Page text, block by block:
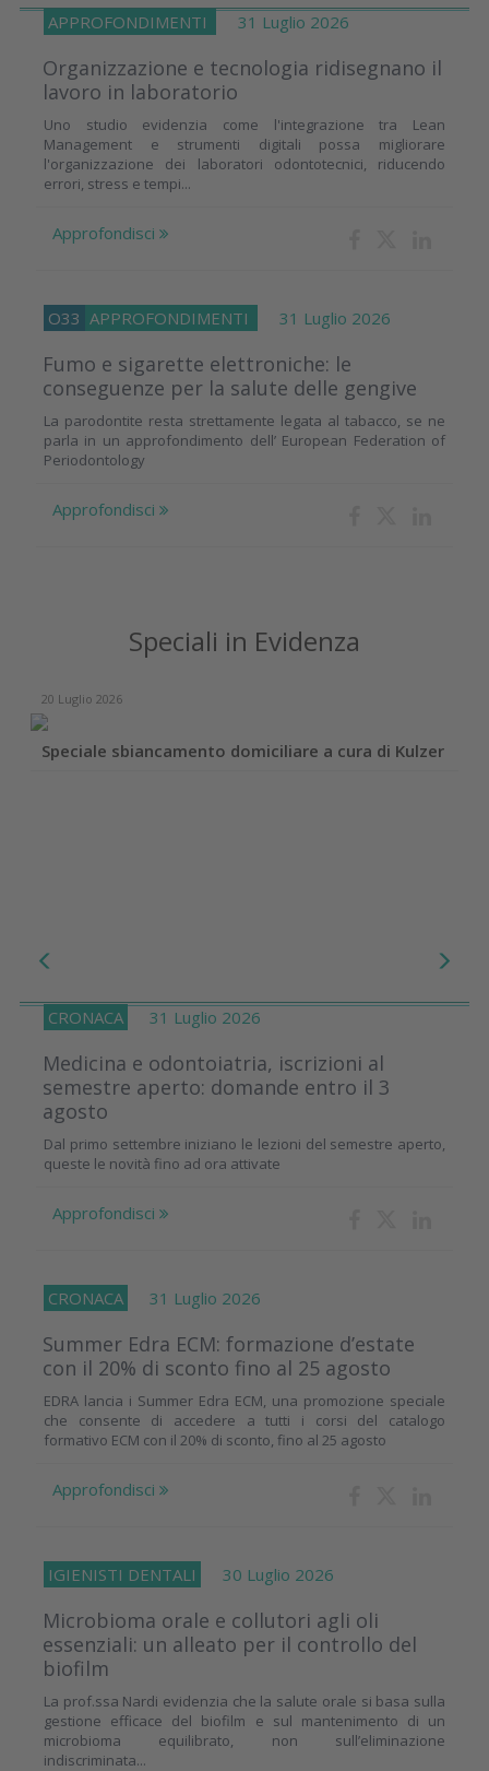
APPROFONDIMENTI 31 Luglio 2026
Organizzazione e tecnologia ridisegnano il
lavoro in laboratorio
Uno studio evidenzia come l'integrazione tra Lean
Management e strumenti digitali possa migliorare
l'organizzazione dei laboratori odontotecnici, riducendo
errori, stress e tempi...
Approfondisci
O33 APPROFONDIMENTI 31 Luglio 2026
Fumo e sigarette elettroniche: le
conseguenze per la salute delle gengive
La parodontite resta strettamente legata al tabacco, se ne
parla in un approfondimento dell’ European Federation of
Periodontology
Approfondisci
Speciali in Evidenza
20 Luglio 2026
Speciale sbiancamento domiciliare a cura di Kulzer
CRONACA 31 Luglio 2026
Medicina e odontoiatria, iscrizioni al
semestre aperto: domande entro il 3
agosto
Dal primo settembre iniziano le lezioni del semestre aperto,
queste le novità fino ad ora attivate
Approfondisci
CRONACA 31 Luglio 2026
Summer Edra ECM: formazione d’estate
con il 20% di sconto fino al 25 agosto
EDRA lancia i Summer Edra ECM, una promozione speciale
che consente di accedere a tutti i corsi del catalogo
formativo ECM con il 20% di sconto, fino al 25 agosto
Approfondisci
IGIENISTI DENTALI 30 Luglio 2026
Microbioma orale e collutori agli oli
essenziali: un alleato per il controllo del
biofilm
La prof.ssa Nardi evidenzia che la salute orale si basa sulla
gestione efficace del biofilm e sul mantenimento di un
microbioma equilibrato, non sull’eliminazione
indiscriminata...